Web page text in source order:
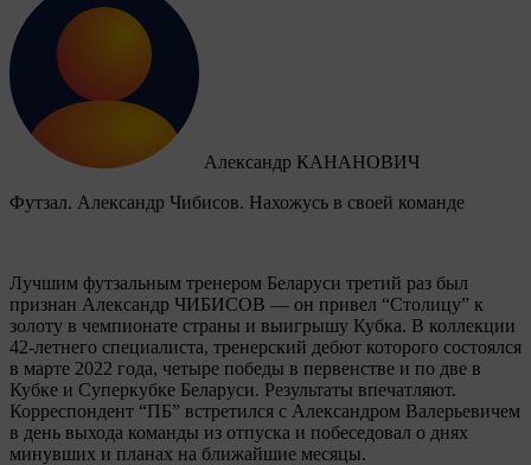
Александр КАНАНОВИЧ
Футзал. Александр Чибисов. Нахожусь в своей команде
Лучшим футзальным тренером Беларуси третий раз был
признан Александр ЧИБИСОВ — он привел “Столицу” к
золоту в чемпионате страны и выигрышу Кубка. В коллекции
42-летнего специалиста, тренерский дебют которого состоялся
в марте 2022 года, четыре победы в первенстве и по две в
Кубке и Суперкубке Беларуси. Результаты впечатляют.
Корреспондент “ПБ” встретился с Александром Валерьевичем
в день выхода команды из отпуска и побеседовал о днях
минувших и планах на ближайшие месяцы.